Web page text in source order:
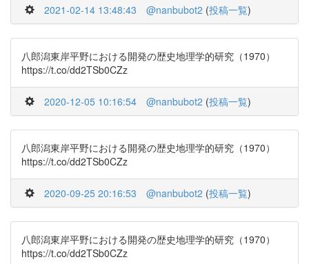
2021-02-14 13:48:43 @nanbubot2 (投稿一覧)
八郎潟東岸平野における開発の歴史地理学的研究（1970）
https://t.co/dd2TSb0CZz
2020-12-05 10:16:54 @nanbubot2 (投稿一覧)
八郎潟東岸平野における開発の歴史地理学的研究（1970）
https://t.co/dd2TSb0CZz
2020-09-25 20:16:53 @nanbubot2 (投稿一覧)
八郎潟東岸平野における開発の歴史地理学的研究（1970）
https://t.co/dd2TSb0CZz